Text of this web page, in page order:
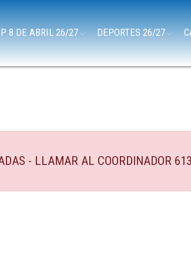
8 DE ABRIL 26/27 DEPORTES 26/27
- LLAMAR AL COORDINADOR